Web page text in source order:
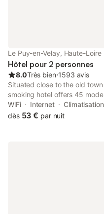
Le Puy-en-Velay, Haute-Loire
Hôtel pour 2 personnes
8.0Très bien⋅1593 avis
Situated close to the old
smoking hotel offers 45
10-minute walk from the train
have free WiFi and a flat-
WiFi Internet
Climatisation
dès 53 € par nuit